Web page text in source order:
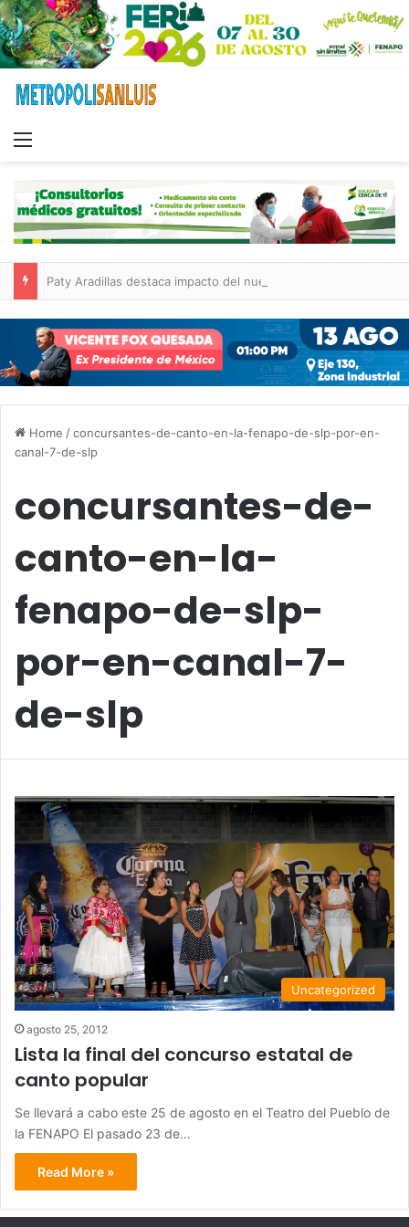
Home /concursantes-de-canto-en-la-fenapo-de-slp-por-en-
canal-7-de-slp
concursantes-de-
canto-en-la-
fenapo-de-slp-
por-en-canal-7-
de-slp
Uncategorized
agosto 25, 2012
Lista la final del concurso estatal de
canto popular
Se llevará a cabo este 25 de agosto en el Teatro del Pueblo de
la FENAPO El pasado 23 de…
Read More »